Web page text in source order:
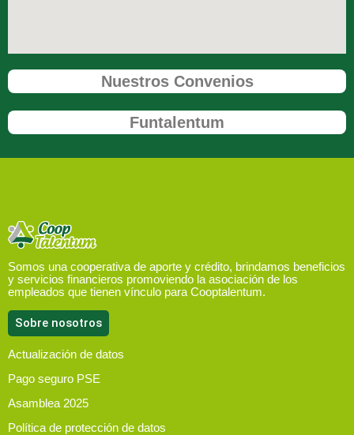
Nuestros Convenios
Funtalentum
Somos una cooperativa de aporte y crédito, brindamos beneficios
y servicios financieros promoviendo la asociación de los
empleados que tienen vínculo para Cooptalentum.
Sobre nosotros
Actualización de datos
Pago seguro PSE
Asamblea 2025
Política de protección de datos